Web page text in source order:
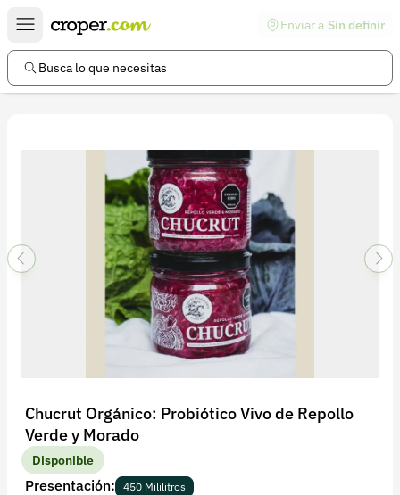
Enviar a Sin definir
Busca lo que necesitas
Chucrut Orgánico: Probiótico Vivo de Repollo
Verde y Morado
Disponible
Presentación: 450 Mililitros
Enlaces de interés
Preguntas frecuentes
Términos y condiciones
Política de devoluciones
Política de privacidad
Recuperar contraseña
Contacto
Soporte